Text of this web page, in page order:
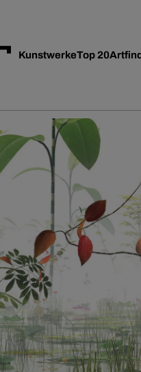
KunstwerkeTop 20